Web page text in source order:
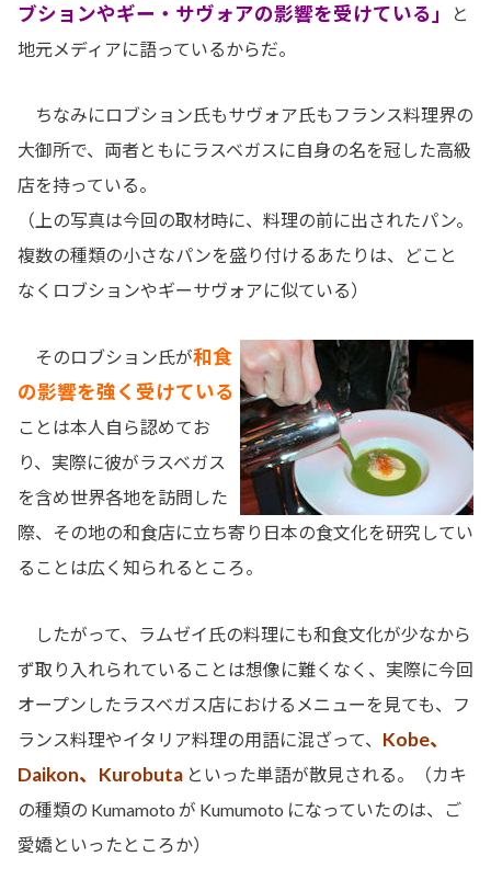
ブションやギー・サヴォアの影響を受けている」
と
地元メディアに語っているからだ。
ちなみにロブション氏もサヴォア氏もフランス料理界の
大御所で、両者ともにラスベガスに自身の名を冠した高級
店を持っている。
（上の写真は今回の取材時に、料理の前に出されたパン。
複数の種類の小さなパンを盛り付けるあたりは、どこと
なくロブションやギーサヴォアに似ている）
そのロブション氏が和食
の影響を強く受けている
ことは本人自ら認めてお
り、実際に彼がラスベガス
を含め世界各地を訪問した
際、その地の和食店に立ち寄り日本の食文化を研究してい
ることは広く知られるところ。
したがって、ラムゼイ氏の料理にも和食文化が少なから
ず取り入れられていることは想像に難くなく、実際に今回
オープンしたラスベガス店におけるメニューを見ても、フ
ランス料理やイタリア料理の用語に混ざって、 Kobe、
Daikon、Kurobuta といった単語が散見される。（カキ
の種類の Kumamoto が Kumumoto になっていたのは、ご
愛嬌といったところか）